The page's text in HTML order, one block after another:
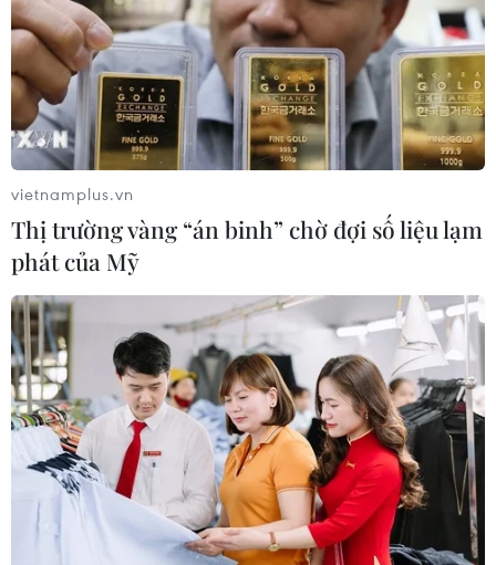
31/08/2021 07:35
Rạng sáng 31/8, 24 công dân đặc biệt của Gia Lai,
gồm 22 phụ nữ mang thai và 2 trẻ em dưới 6 tuổi được
tỉnh Gia Lai tổ chức đón từ tỉnh Bình Dương đưa về khu
cách ly tập trung.
Bảo vệ trẻ em trong đại dịch: Cần sớm
vietnamplus.vn
Thị trường vàng “án binh” chờ đợi số liệu lạm
phát của Mỹ